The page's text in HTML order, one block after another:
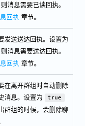
则消息需要已读回执。
回执 章节。
发送送达回执。设置为
则消息需要送达回执。
回执 章节。
在离开群组时自动删除
消息。设置为
true
群组的时候，会删除聊